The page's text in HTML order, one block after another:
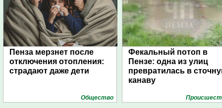
Пенза мерзнет после
отключения отопления:
страдают даже дети
Общество
Фекальный потоп в
Пензе: одна из улиц
превратилась в
канаву